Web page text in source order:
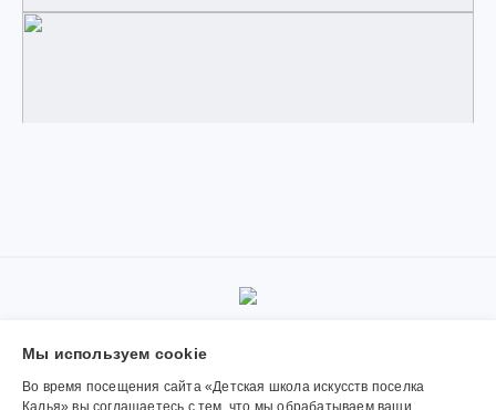
дополнительного образования «Детская школа искусств поселка
Калья». Использование материалов сайта согласуется с
администрацией учреждения.
Мы используем сookie
Во время посещения сайта «Детская школа искусств поселка
Калья» вы соглашаетесь с тем, что мы обрабатываем ваши